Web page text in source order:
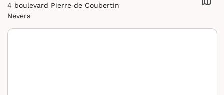
4 boulevard Pierre de Coubertin
Nevers